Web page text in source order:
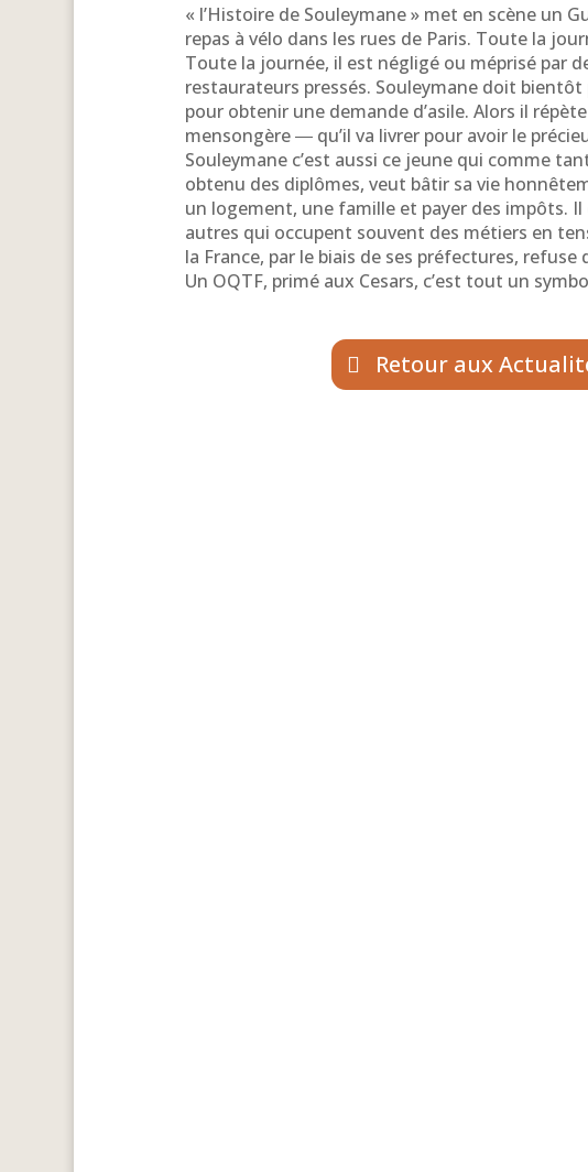
« l’Histoire de Souleymane » met en scène un
repas à vélo dans les rues de Paris. Toute la
Toute la journée, il est négligé ou méprisé par
restaurateurs pressés. Souleymane doit
pour obtenir une demande d’asile. Alors il
mensongère ― qu’il va livrer pour avoir le
Souleymane c’est aussi ce jeune qui comme
obtenu des diplômes, veut bâtir sa vie
un logement, une famille et payer des impôts.
autres qui occupent souvent des métiers en
la France, par le biais de ses préfectures, refuse
Un OQTF, primé aux Cesars, c’est tout un
Retour aux